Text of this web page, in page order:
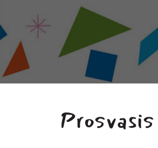
Prosvasis